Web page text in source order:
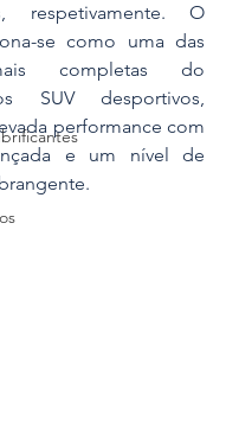
respetivamente. O
se como uma das
completas do
SUV desportivos,
performance com
e um nível de